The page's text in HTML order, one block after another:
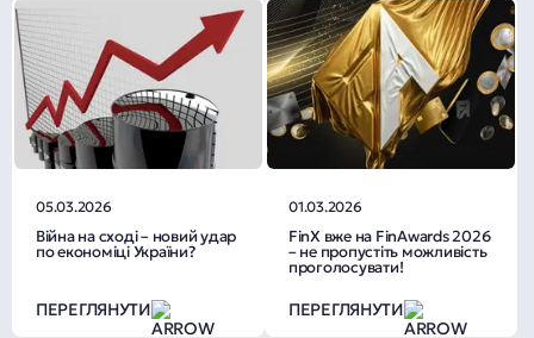
05.03.2026
Війна на сході – новий удар
по економіці України?
ПЕРЕГЛЯНУТИ
01.03.2026
FinX вже на FinAwards 2026
– не пропустіть можливість
проголосувати!
ПЕРЕГЛЯНУТИ